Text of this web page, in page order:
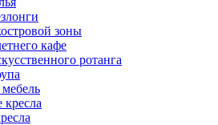
зоны
кафе
ротанга